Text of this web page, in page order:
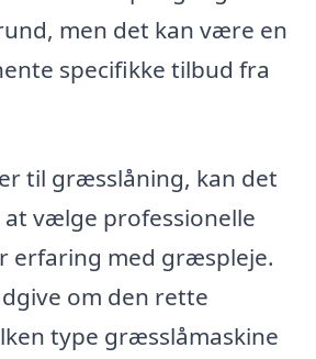
men det kan være en
specifikke tilbud fra
til græsslåning, kan det
vælge professionelle
erfaring med græspleje.
om den rette
type græsslåmaskine